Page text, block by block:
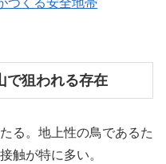
つくる安全地帯
狙われる存在
る。地上性の鳥であるた
触が特に多い。